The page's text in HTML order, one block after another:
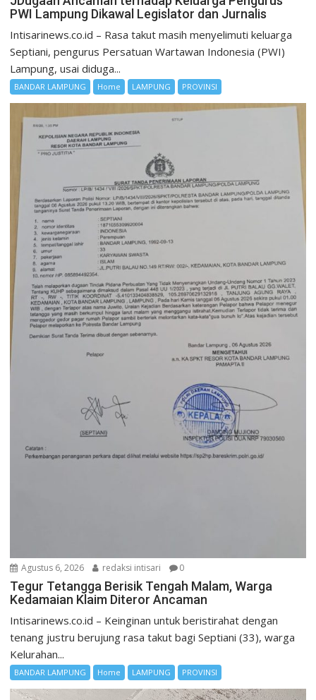
PWI Lampung Dikawal Legislator dan Jurnalis
Intisarinews.co.id – Rasa takut masih menyelimuti keluarga
Septiani, pengurus Persatuan Wartawan Indonesia (PWI)
Lampung, usai diduga...
BANDAR LAMPUNG Home LAMPUNG PROVINSI
Agustus 6, 2026 redaksi intisari 0
Tegur Tetangga Berisik Tengah Malam, Warga
Kedamaian Klaim Diteror Ancaman
Intisarinews.co.id – Keinginan untuk beristirahat dengan
tenang justru berujung rasa takut bagi Septiani (33), warga
Kelurahan...
BANDAR LAMPUNG Home LAMPUNG PROVINSI